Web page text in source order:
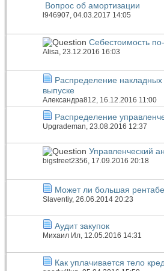
Вопрос об амортизации
l946907, 04.03.2017 14:05
Себестоимость
Alisa, 23.12.2016 16:03
Распределение
выпуске
Александра812, 16.12.2016 11:00
Распределение
Upgrademan , 23.08.2016 12:37
Управленческий
bigstreet2356, 17.09.2016 20:18
Может ли большая
Slaventiy, 26.06.2014 20:23
Аудит закупок
Михаил Ил, 12.05.2016 14:31
Как уплачивается тело